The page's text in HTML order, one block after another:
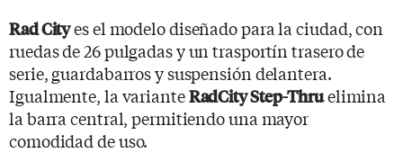
Rad Cityes el modelo diseñado para la ciudad, con
ruedas de 26 pulgadas y un trasportín trasero de
serie, guardabarros y suspensión delantera.
Igualmente, la varianteRadCity Step-Thruelimina
la barra central, permitiendo una mayor
comodidad de uso.